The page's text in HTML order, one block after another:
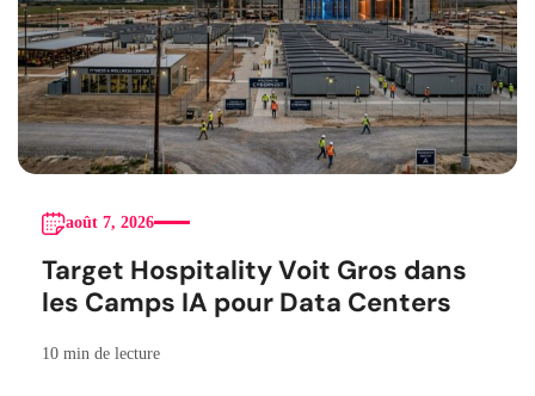
août 7, 2026
Target Hospitality Voit Gros dans
les Camps IA pour Data Centers
10 min de lecture